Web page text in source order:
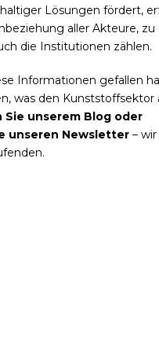
Lösungen fördert,
aller Akteure, zu
die Institutionen zählen.
Informationen gefallen
was den Kunststoffsektor
Sie unserem Blog oder
unseren Newsletter –